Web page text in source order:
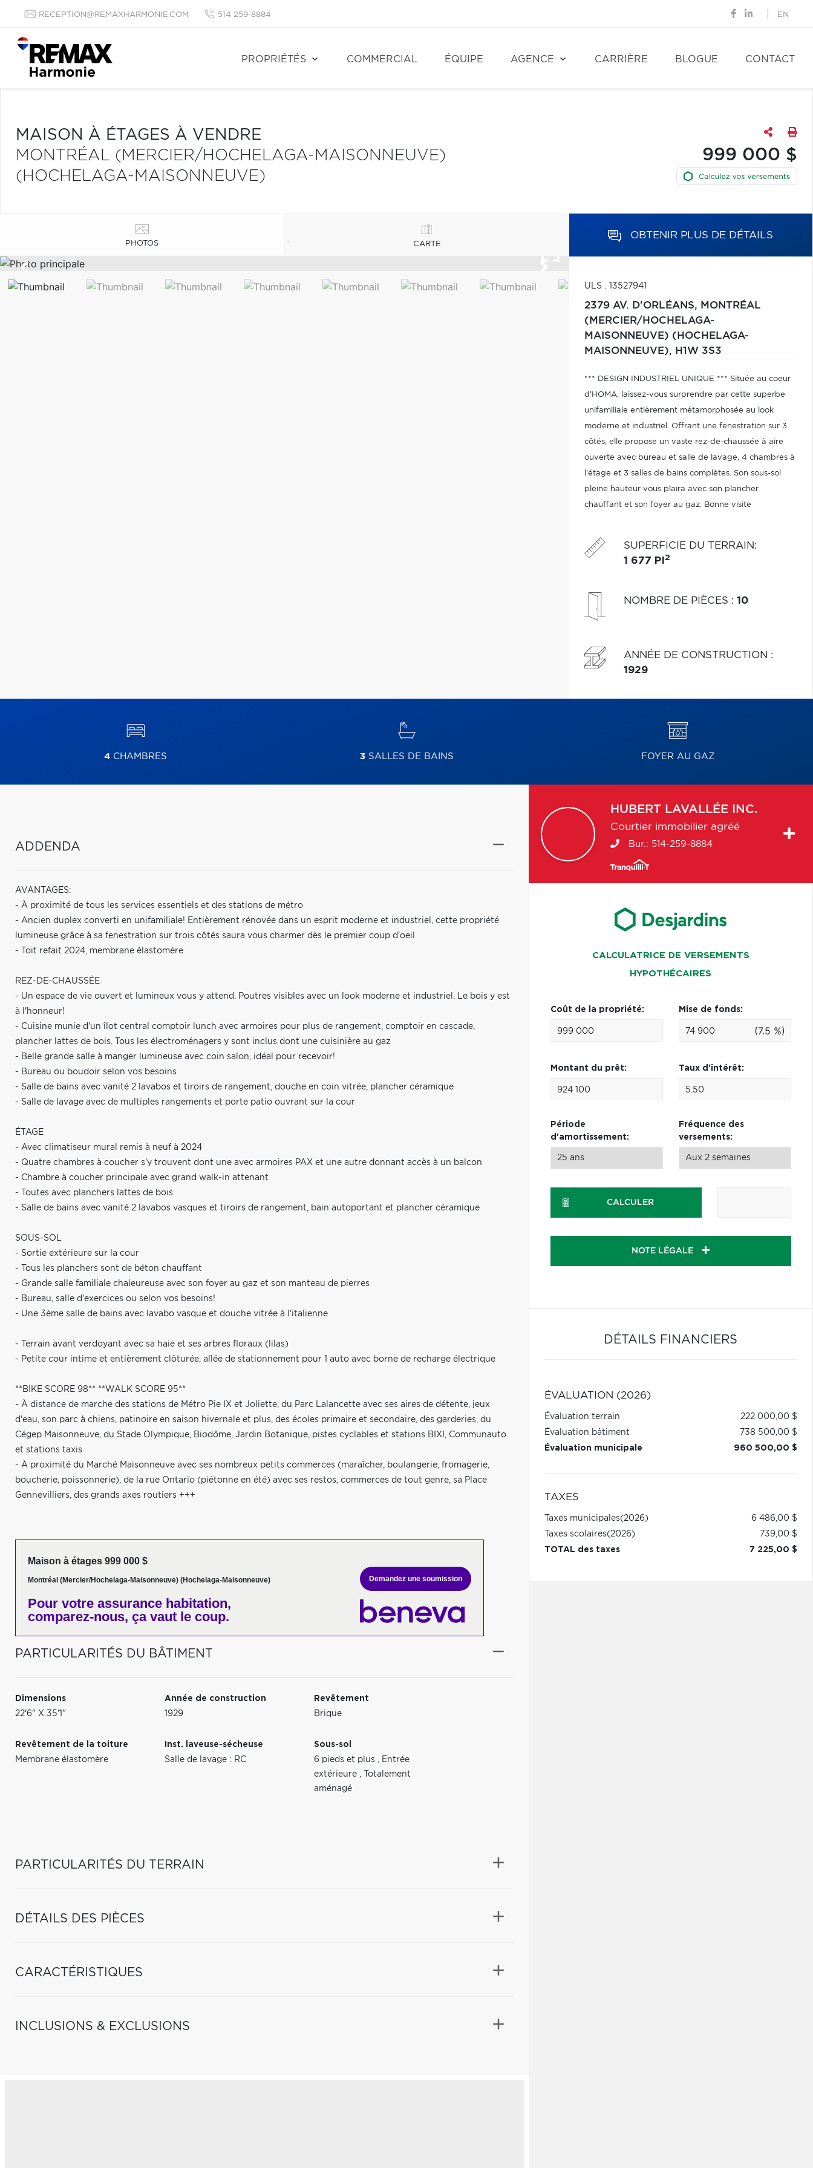
RECEPTION@REMAXHARMONIE.COM 514 259-8884 EN
PROPRIÉTÉS COMMERCIAL ÉQUIPE AGENCE CARRIÈRE BLOGUE CONTACT
MAISON À ÉTAGES À VENDRE
MONTRÉAL (MERCIER/HOCHELAGA-MAISONNEUVE)
(HOCHELAGA-MAISONNEUVE)
999 000 $
PHOTOS CARTE
OBTENIR PLUS DE DÉTAILS
ULS : 13527941
2379 AV. D'ORLÉANS, MONTRÉAL
(MERCIER/HOCHELAGA-
MAISONNEUVE) (HOCHELAGA-
MAISONNEUVE), H1W 3S3
*** DESIGN INDUSTRIEL UNIQUE *** Située au coeur
d'HOMA, laissez-vous surprendre par cette superbe
unifamiliale entièrement métamorphosée au look
moderne et industriel. Offrant une fenestration sur 3
côtés, elle propose un vaste rez-de-chaussée à aire
ouverte avec bureau et salle de lavage, 4 chambres à
l'étage et 3 salles de bains complètes. Son sous-sol
pleine hauteur vous plaira avec son plancher
chauffant et son foyer au gaz. Bonne visite
SUPERFICIE DU TERRAIN:
1 677 PI 2
NOMBRE DE PIÈCES : 10
ANNÉE DE CONSTRUCTION :
1929
4 CHAMBRES 3SALLES DE BAINS FOYER AU GAZ
ADDENDA
AVANTAGES:
- À proximité de tous les services essentiels et des stations de métro
- Ancien duplex converti en unifamiliale! Entièrement rénovée dans un esprit moderne et industriel, cette propriété
lumineuse grâce à sa fenestration sur trois côtés saura vous charmer dès le premier coup d'oeil
- Toit refait 2024, membrane élastomère
REZ-DE-CHAUSSÉE
- Un espace de vie ouvert et lumineux vous y attend. Poutres visibles avec un look moderne et industriel. Le bois y est
à l'honneur!
- Cuisine munie d'un îlot central comptoir lunch avec armoires pour plus de rangement, comptoir en cascade,
plancher lattes de bois. Tous les électroménagers y sont inclus dont une cuisinière au gaz
- Belle grande salle à manger lumineuse avec coin salon, idéal pour recevoir!
- Bureau ou boudoir selon vos besoins
- Salle de bains avec vanité 2 lavabos et tiroirs de rangement, douche en coin vitrée, plancher céramique
- Salle de lavage avec de multiples rangements et porte patio ouvrant sur la cour
ÉTAGE
- Avec climatiseur mural remis à neuf à 2024
- Quatre chambres à coucher s'y trouvent dont une avec armoires PAX et une autre donnant accès à un balcon
- Chambre à coucher principale avec grand walk-in attenant
- Toutes avec planchers lattes de bois
- Salle de bains avec vanité 2 lavabos vasques et tiroirs de rangement, bain autoportant et plancher céramique
SOUS-SOL
- Sortie extérieure sur la cour
- Tous les planchers sont de béton chauffant
- Grande salle familiale chaleureuse avec son foyer au gaz et son manteau de pierres
- Bureau, salle d'exercices ou selon vos besoins!
- Une 3ème salle de bains avec lavabo vasque et douche vitrée à l'italienne
- Terrain avant verdoyant avec sa haie et ses arbres floraux (lilas)
- Petite cour intime et entièrement clôturée, allée de stationnement pour 1 auto avec borne de recharge électrique
**BIKE SCORE 98** **WALK SCORE 95**
- À distance de marche des stations de Métro Pie IX et Joliette, du Parc Lalancette avec ses aires de détente, jeux
d'eau, son parc à chiens, patinoire en saison hivernale et plus, des écoles primaire et secondaire, des garderies, du
Cégep Maisonneuve, du Stade Olympique, Biodôme, Jardin Botanique, pistes cyclables et stations BIXI, Communauto
et stations taxis
- À proximité du Marché Maisonneuve avec ses nombreux petits commerces (maraîcher, boulangerie, fromagerie,
boucherie, poissonnerie), de la rue Ontario (piétonne en été) avec ses restos, commerces de tout genre, sa Place
Gennevilliers, des grands axes routiers +++
Maison à étages 999 000 $
Montréal (Mercier/Hochelaga-Maisonneuve) (Hochelaga-Maisonneuve)
Pour votre assurance habitation,
comparez-nous, ça vaut le coup.
Demandez une soumission
PARTICULARITÉS DU BÂTIMENT
Dimensions
22'6" X 35'1"
Année de construction
1929
Revêtement
Brique
Revêtement de la toiture
Membrane élastomère
Inst. laveuse-sécheuse
Salle de lavage : RC
Sous-sol
6 pieds et plus , Entrée
extérieure ,
Totalement
aménagé
PARTICULARITÉS DU TERRAIN
DÉTAILS DES PIÈCES
CARACTÉRISTIQUES
INCLUSIONS & EXCLUSIONS
HUBERT LAVALLÉE INC.
Courtier immobilier agréé
Bur.: 514-259-8884
CALCULATRICE DE VERSEMENTS
HYPOTHÉCAIRES
Coût de la propriété: Mise de fonds:
(7.5 %)
Montant du prêt: Taux d'intérêt:
Période
d'amortissement:
Fréquence des
versements:
CALCULER
NOTE LÉGALE
DÉTAILS FINANCIERS
ÉVALUATION (2026)
Évaluation terrain
222 000,00 $
Évaluation bâtiment
738 500,00 $
Évaluation municipale
960 500,00 $
TAXES
Taxes municipales(2026)
6 486,00 $
Taxes scolaires(2026)
739,00 $
TOTAL des taxes
7 225,00 $